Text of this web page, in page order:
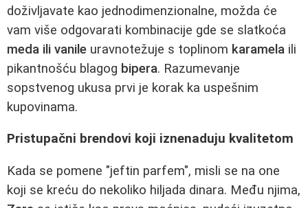
doživljavate kao jednodimenzionalne, možda će
vam više odgovarati kombinacije gde se slatkoća
meda ili vanile uravnotežuje s toplinom karamela ili
pikantnošću blagog bipera. Razumevanje
sopstvenog ukusa prvi je korak ka uspešnim
kupovinama.
Pristupačni brendovi koji iznenaduju kvalitetom
Kada se pomene "jeftin parfem", misli se na one
koji se kreću do nekoliko hiljada dinara. Među njima,